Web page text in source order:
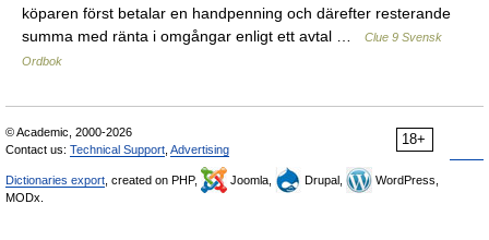
köparen först betalar en handpenning och därefter resterande
summa med ränta i omgångar enligt ett avtal …
Clue 9 Svensk
Ordbok
18+
© Academic, 2000-2026
Contact us: Technical Support Advertising
Dictionaries export , created on PHP, Joomla, Drupal,
WordPress,
MODx.